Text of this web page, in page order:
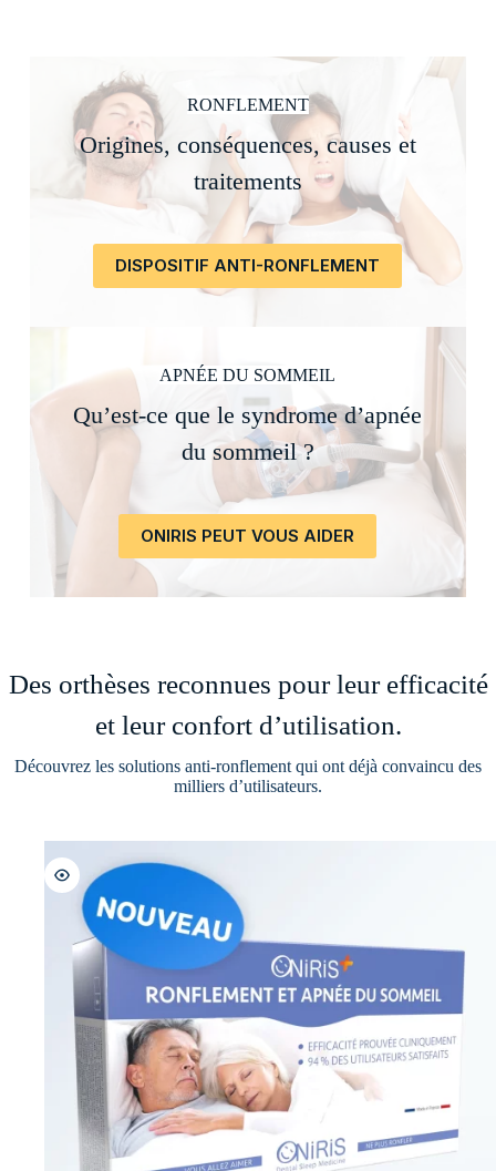
RONFLEMENT
Origines, conséquences, causes et
traitements
DISPOSITIF ANTI-RONFLEMENT
APNÉE DU SOMMEIL
Qu’est-ce que le syndrome d’apnée
du sommeil ?
ONIRIS PEUT VOUS AIDER
Des orthèses reconnues pour leur efficacité
et leur confort d’utilisation.
Découvrez les solutions anti-ronflement qui ont déjà convaincu des
milliers d’utilisateurs.